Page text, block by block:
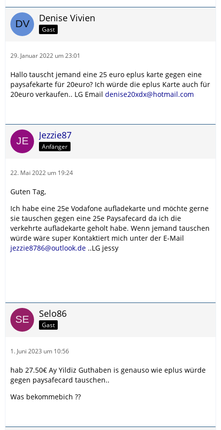
Denise Vivien
Gast
29. Januar 2022 um 23:01
Hallo tauscht jemand eine 25 euro eplus karte gegen eine
paysafekarte für 20euro? Ich würde die eplus Karte auch für
20euro verkaufen.. LG Email denise20xdx@hotmail.com
Jezzie87
Anfänger
22. Mai 2022 um 19:24
Guten Tag,
Ich habe eine 25e Vodafone aufladekarte und möchte gerne
sie tauschen gegen eine 25e Paysafecard da ich die
verkehrte aufladekarte geholt habe. Wenn jemand tauschen
würde wäre super Kontaktiert mich unter der E-Mail
jezzie8786@outlook.de ..LG jessy
Selo86
Gast
1. Juni 2023 um 10:56
hab 27.50€ Ay Yildiz Guthaben is genauso wie eplus würde
gegen paysafecard tauschen..
Was bekommebich ??